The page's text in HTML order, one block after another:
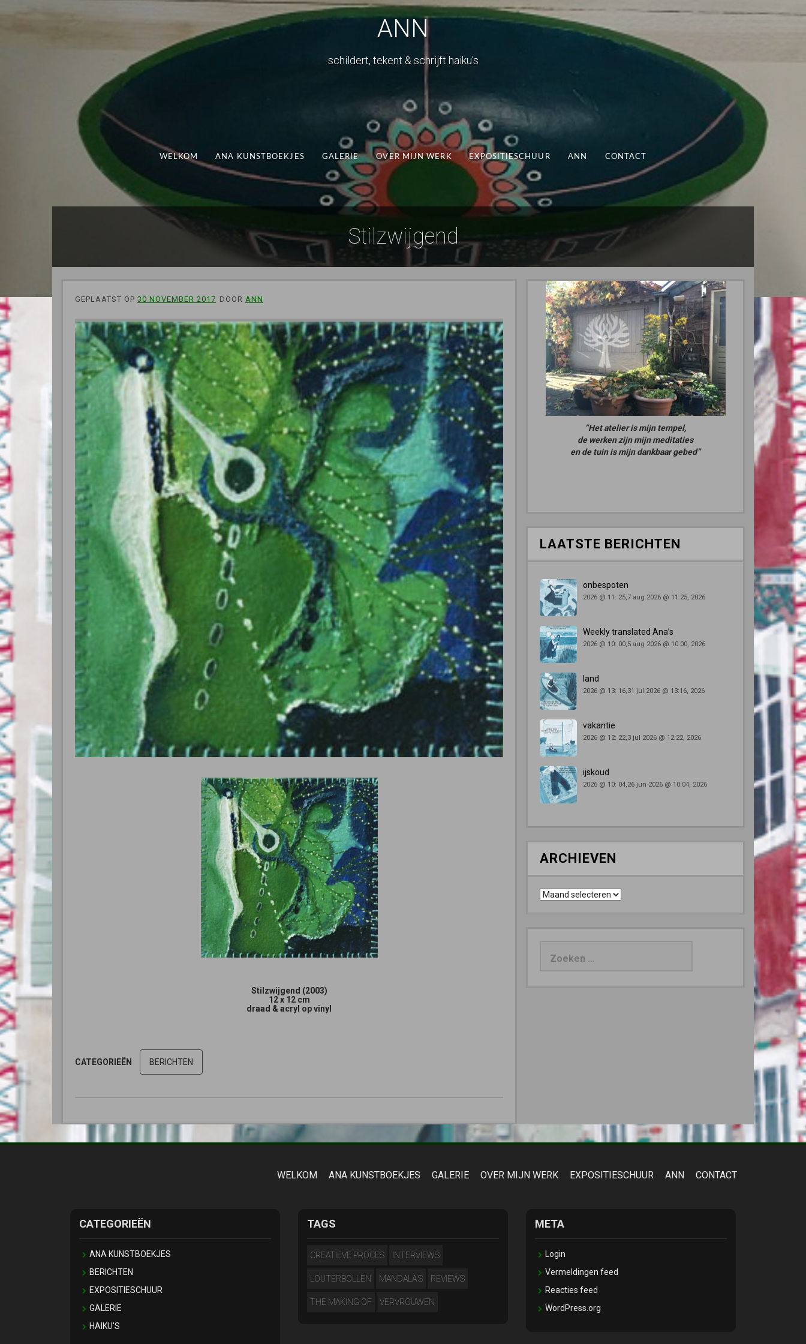
ANN
schildert, tekent & schrijft haiku's
WELKOM ANA KUNSTBOEKJES GALERIE OVER MIJN WERK EXPOSITIESCHUUR ANN CONTACT
Stilzwijgend
GEPLAATST OP 30 NOVEMBER 2017 DOOR ANN
Stilzwijgend (2003)
12 x 12 cm
draad & acryl op vinyl
CATEGORIEËN BERICHTEN
“Het atelier is mijn tempel,
de werken zijn mijn meditaties
en de tuin is mijn dankbaar gebed”
LAATSTE BERICHTEN
onbespoten
2026 @ 11: 25,7 aug 2026 @ 11:25, 2026
Weekly translated Ana’s
2026 @ 10: 00,5 aug 2026 @ 10:00, 2026
land
2026 @ 13: 16,31 jul 2026 @ 13:16, 2026
vakantie
2026 @ 12: 22,3 jul 2026 @ 12:22, 2026
ijskoud
2026 @ 10: 04,26 jun 2026 @ 10:04, 2026
ARCHIEVEN
Archieven
WELKOM ANA KUNSTBOEKJES GALERIE OVER MIJN WERK EXPOSITIESCHUUR ANN CONTACT
CATEGORIEËN
ANA KUNSTBOEKJES
BERICHTEN
EXPOSITIESCHUUR
GALERIE
HAIKU'S
TAGS
CREATIEVE PROCES INTERVIEWS
LOUTERBOLLEN MANDALA'S REVIEWS
THE MAKING OF VERVROUWEN
META
Login
Vermeldingen feed
Reacties feed
WordPress.org